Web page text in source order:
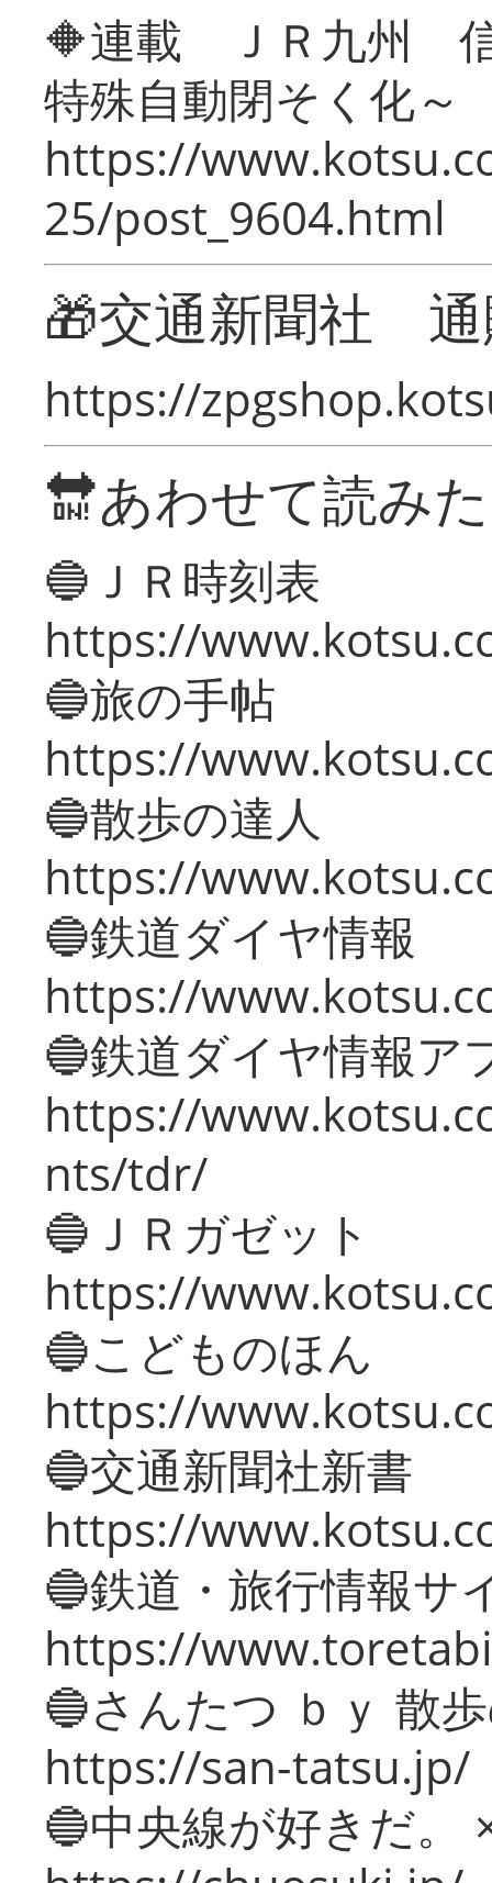
🔶連載 ＪＲ九州 信
特殊自動閉そく化～
https://
25/post_9604.html
🎁交通新聞社
https://
🔛あわせて読み
🔵ＪＲ時刻表
https://
🔵旅の手帖
https://
🔵散歩の達人
https://
🔵鉄道ダイヤ情報
https://
🔵鉄道ダイヤ情報ア
https://
nts/tdr/
🔵ＪＲガゼット
https://
🔵こどものほん
https://
🔵交通新聞社新書
https://
🔵鉄道・旅行情報サ
https://
🔵さんたつ ｂｙ 散
https://san-tatsu.jp/
🔵中央線が好きだ。